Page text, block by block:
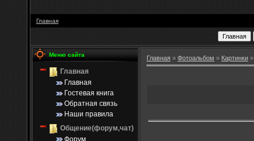
Главная
Меню сайта
Главная
Главная
Гостевая книга
Обратная связь
Наши правила
Общение(форум,чат)
Форум
Главная » Фотоальбом » Картинки »